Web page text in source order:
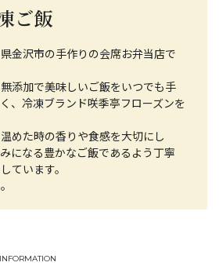
ご飯
金沢市の手作りの会席お弁当店で
添加で美味しいご飯をいつでも手
、冷凍ブランド咲季亭フローズンを
めた時の香りや食感を大切にし
になる豊かなご飯であるよう丁寧
ています。